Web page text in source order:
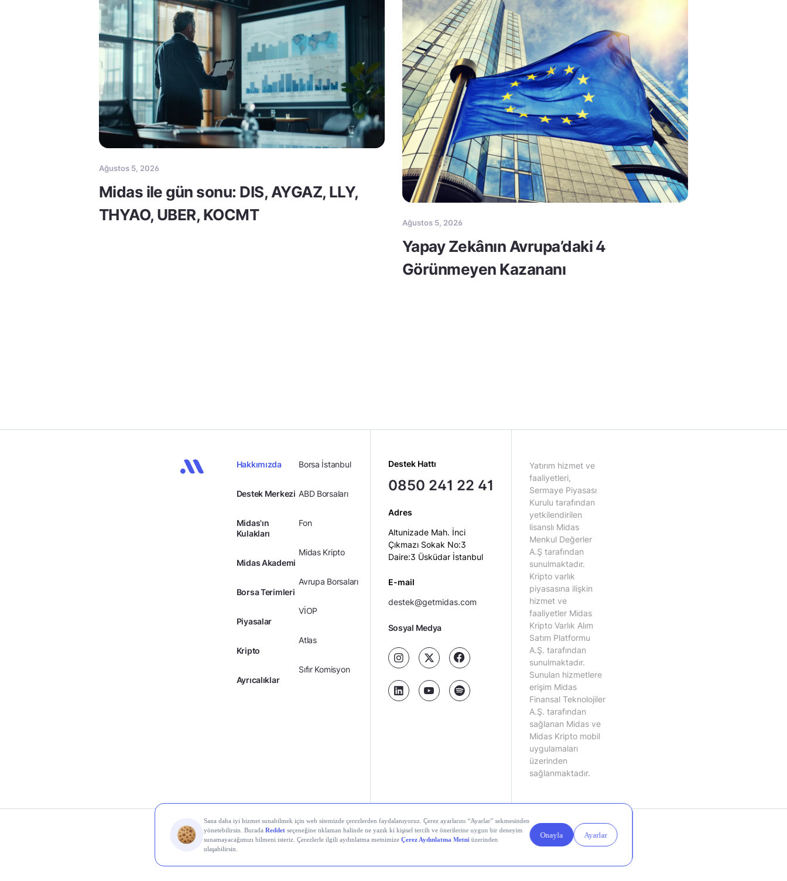
Ağustos 5, 2026
Midas ile gün sonu: DIS, AYGAZ, LLY,
THYAO, UBER, KOCMT
Ağustos 5, 2026
Yapay Zekânın Avrupa’daki 4
Görünmeyen Kazananı
Hakkımızda
Destek Merkezi
Midas'ın
Kulakları
Midas Akademi
Borsa Terimleri
Piyasalar
Kripto
Ayrıcalıklar
Borsa İstanbul
ABD Borsaları
Fon
Midas Kripto
Avrupa Borsaları
VİOP
Atlas
Sıfır Komisyon
Destek Hattı
0850 241 22 41
Adres
Altunizade Mah. İnci
Çıkmazı Sokak No:3
Daire:3 Üsküdar İstanbul
E-mail
destek@getmidas.com
Sosyal Medya
Yatırım hizmet ve
faaliyetleri,
Sermaye Piyasası
Kurulu tarafından
yetkilendirilen
lisanslı Midas
Menkul Değerler
A.Ş tarafından
sunulmaktadır.
Kripto varlık
piyasasına ilişkin
hizmet ve
faaliyetler Midas
Kripto Varlık Alım
Satım Platformu
A.Ş. tarafından
sunulmaktadır.
Sunulan hizmetlere
erişim Midas
Finansal Teknolojiler
A.Ş. tarafından
sağlanan Midas ve
Midas Kripto mobil
uygulamaları
üzerinden
sağlanmaktadır.
© 2026 Midas Finansal Teknolojiler A.Ş. Tüm hakları saklıdır.
Kişisel
Verilerin
Gizlilik
Yasal
Çerez